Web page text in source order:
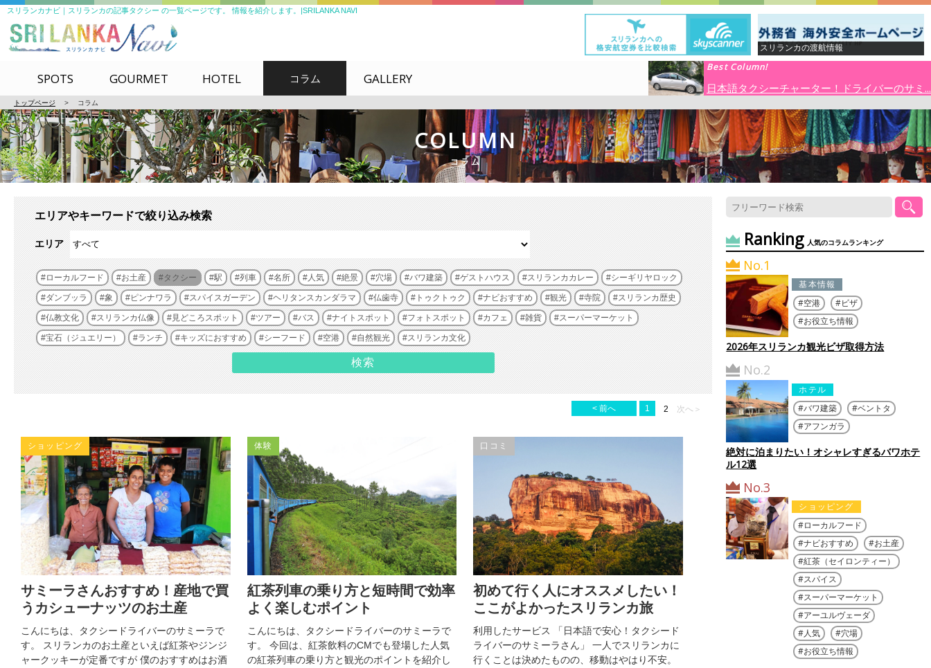
スリランカナビ｜スリランカの記事タクシー の一覧ページです。 情報を紹介します。|SRILANKA NAVI
スリランカの渡航情報
SPOTS GOURMET HOTEL コラム GALLERY
Best Column!
日本語タクシーチャーター！ドライバーのサミ...
トップページ > コラム
COLUMN
コラム
エリアやキーワードで絞り込み検索
エリア
ローカルフード お土産 タクシー 駅 列車 名所 人気 絶景 穴場 バワ建築 ゲストハウス スリランカカレー シーギリヤロック
ダンブッラ 象 ピンナワラ スパイスガーデン ヘリタンスカンダラマ 仏歯寺 トゥクトゥク ナビおすすめ 観光 寺院 スリランカ歴史
仏教文化 スリランカ仏像 見どころスポット ツアー バス ナイトスポット フォトスポット カフェ 雑貨 スーパーマーケット
宝石（ジュエリー） ランチ キッズにおすすめ シーフード 空港 自然観光 スリランカ文化
< 前へ 1 2 次へ＞
サミーラさんおすすめ！産地で買
うカシューナッツのお土産
こんにちは、タクシードライバーのサミーラで
す。 スリランカのお土産といえば紅茶やジンジ
ャークッキーが定番ですが 僕のおすすめはお酒
ショッピング
紅茶列車の乗り方と短時間で効率
よく楽しむポイント
こんにちは、タクシードライバーのサミーラで
す。 今回は、紅茶飲料のCMでも登場した人気
の紅茶列車の乗り方と観光のポイントを紹介し
体験
初めて行く人にオススメしたい！
ここがよかったスリランカ旅
利用したサービス 「日本語で安心！タクシード
ライバーのサミーラさん」 一人でスリランカに
行くことは決めたものの、移動はやはり不安。
口コミ
Ranking 人気のコラムランキング
No.1
基本情報
空港
ビザ
お役立ち情報
2026年スリランカ観光ビザ取得方法
No.2
ホテル
バワ建築
ベントタ
アフンガラ
絶対に泊まりたい！オシャレすぎるバワホテ
ル12選
No.3
ショッピング
ローカルフード
ナビおすすめ
お土産
紅茶（セイロンティー）
スパイス
スーパーマーケット
アーユルヴェーダ
人気
穴場
お役立ち情報